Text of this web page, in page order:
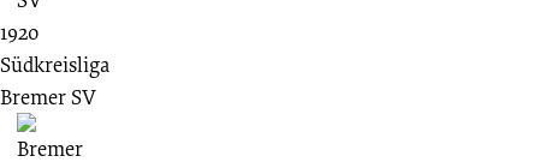
1920
Südkreisliga
Bremer SV